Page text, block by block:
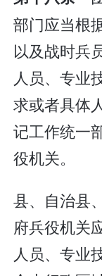
部门应当根
以及战时兵
人员、专业
求或者具体
记工作统一
役机关。
县、自治县
府兵役机关
人员、专业